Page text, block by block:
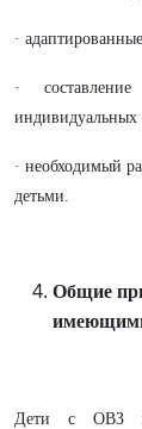
·
·
индивидуальных
· необходимый
детьми.
Общие
имеющими
Дети с ОВЗ